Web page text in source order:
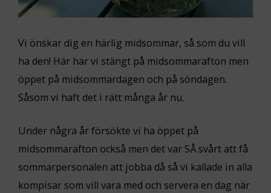
Vi önskar dig en härlig midsommar, så som du vill
ha den! Här har vi stängt på midsommarafton men
öppet på midsommardagen och på söndagen.
Såsom vi haft det i rätt många år nu.
Under några år försökte vi ha öppet på
midsommarafton också men det var SÅ svårt att få
sommarpersonalen att jobba då så vi kallade in alla
kompisar som vill vara med och servera en dag när